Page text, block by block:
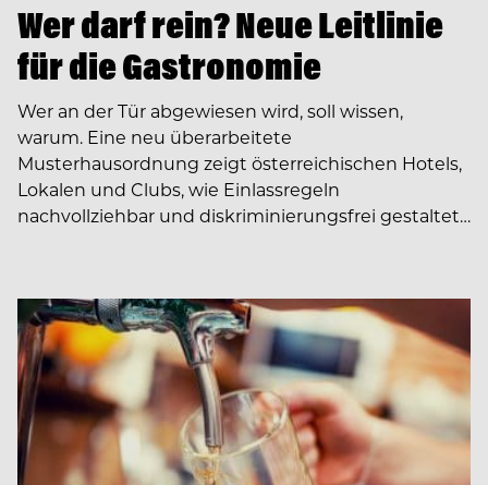
Wer darf rein? Neue Leitlinie
für die Gastronomie
Wer an der Tür abgewiesen wird, soll wissen,
warum. Eine neu überarbeitete
Musterhausordnung zeigt österreichischen Hotels,
Lokalen und Clubs, wie Einlassregeln
nachvollziehbar und diskriminierungsfrei gestaltet…